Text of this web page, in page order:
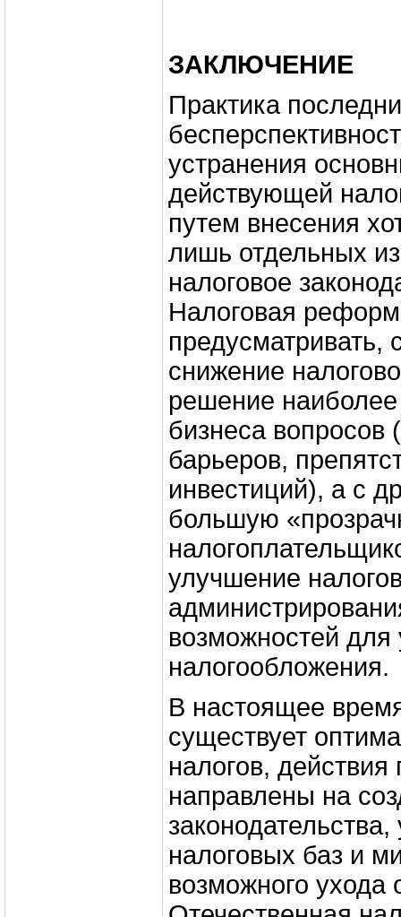
ЗАКЛЮЧЕНИЕ
Практика
устранения
действующей
путем внесения
лишь отдельных
налоговое
Налоговая
предусматривать,
снижение
решение
бизнеса вопросов
барьеров,
инвестиций), а с
большую
улучшение
возможностей для
налогообложения.
В настоящее
существует
налогов, действия
направлены на
налоговых баз и
возможного ухода